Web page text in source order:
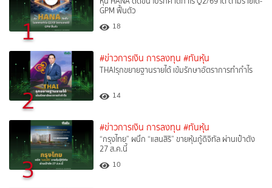
1
GPM ฟื้นตัว
18
2
#ข่าวการเงิน การลงทุน #ทันหุ้น
THAIรุกขยายฐานรายได้ เข้มรักษาอัตราการทำกำไร
14
3
#ข่าวการเงิน การลงทุน #ทันหุ้น
“กรุงไทย” ผนึก “แสนสิริ” ขายหุ้นกู้ดิจิทัล ผ่านเป๋าตัง
27 ส.ค.นี้
10